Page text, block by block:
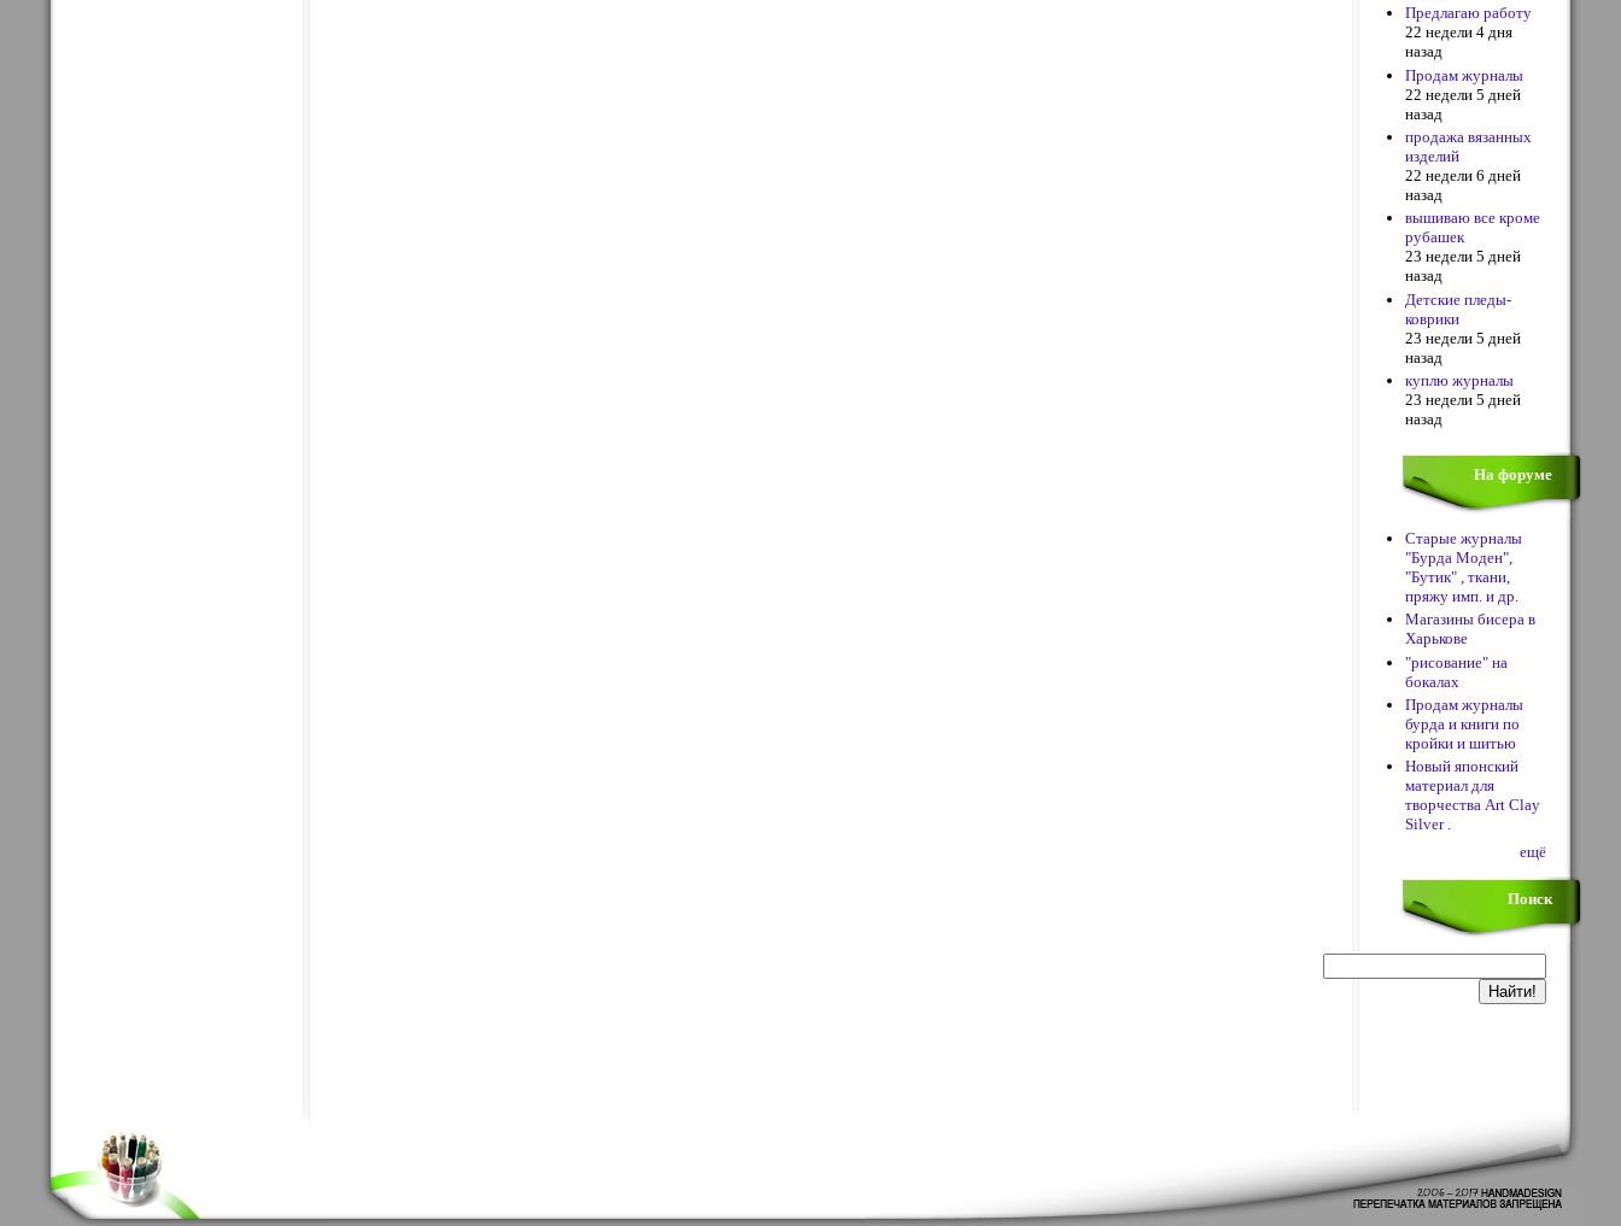
Предлагаю работу
22 недели 4 дня
назад
Продам журналы
22 недели 5 дней
назад
продажа вязанных
изделий
22 недели 6 дней
назад
вышиваю все кроме
рубашек
23 недели 5 дней
назад
Детские пледы-
коврики
23 недели 5 дней
назад
куплю журналы
23 недели 5 дней
назад
На форуме
Старые журналы
"Бурда Моден",
"Бутик" , ткани,
пряжу имп. и др.
Магазины бисера в
Харькове
"рисование" на
бокалах
Продам журналы
бурда и книги по
кройки и шитью
Новый японский
материал для
творчества Art Clay
Silver .
ещё
Поиск